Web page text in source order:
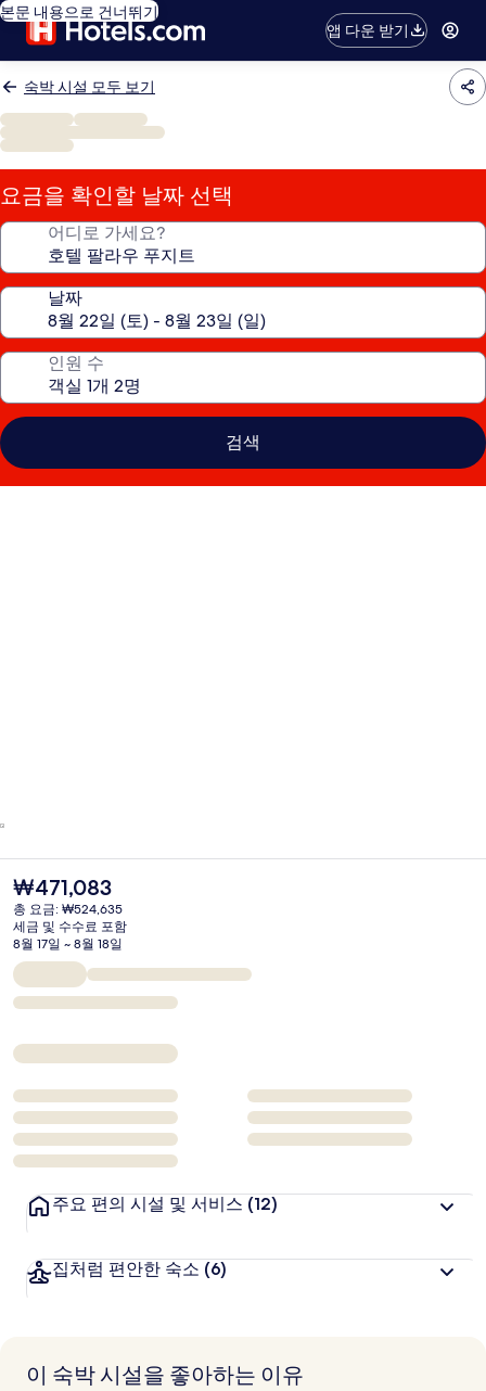
본문 내용으로 건너뛰기
앱 다운 받기
숙박 시설 모두 보기
요금을 확인할 날짜 선택
어디로 가세요?
날짜
인원 수
검색
현
재
가
격
은
₩471,083
₩471,083
총 요금: ₩524,635
세금 및 수수료 포함
8월 17일 ~ 8월 18일
주요 편의 시설 및 서비스 (12)
집처럼 편안한 숙소 (6)
이 숙박 시설을 좋아하는 이유